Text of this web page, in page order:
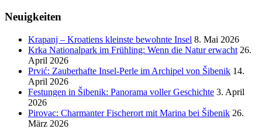
Neuigkeiten
Krapanj – Kroatiens kleinste bewohnte Insel 8. Mai 2026
Krka Nationalpark im Frühling: Wenn die Natur erwacht 26.
April 2026
Prvić: Zauberhafte Insel-Perle im Archipel von Šibenik 14.
April 2026
Festungen in Šibenik: Panorama voller Geschichte 3. April
2026
Pirovac: Charmanter Fischerort mit Marina bei Šibenik 26.
März 2026